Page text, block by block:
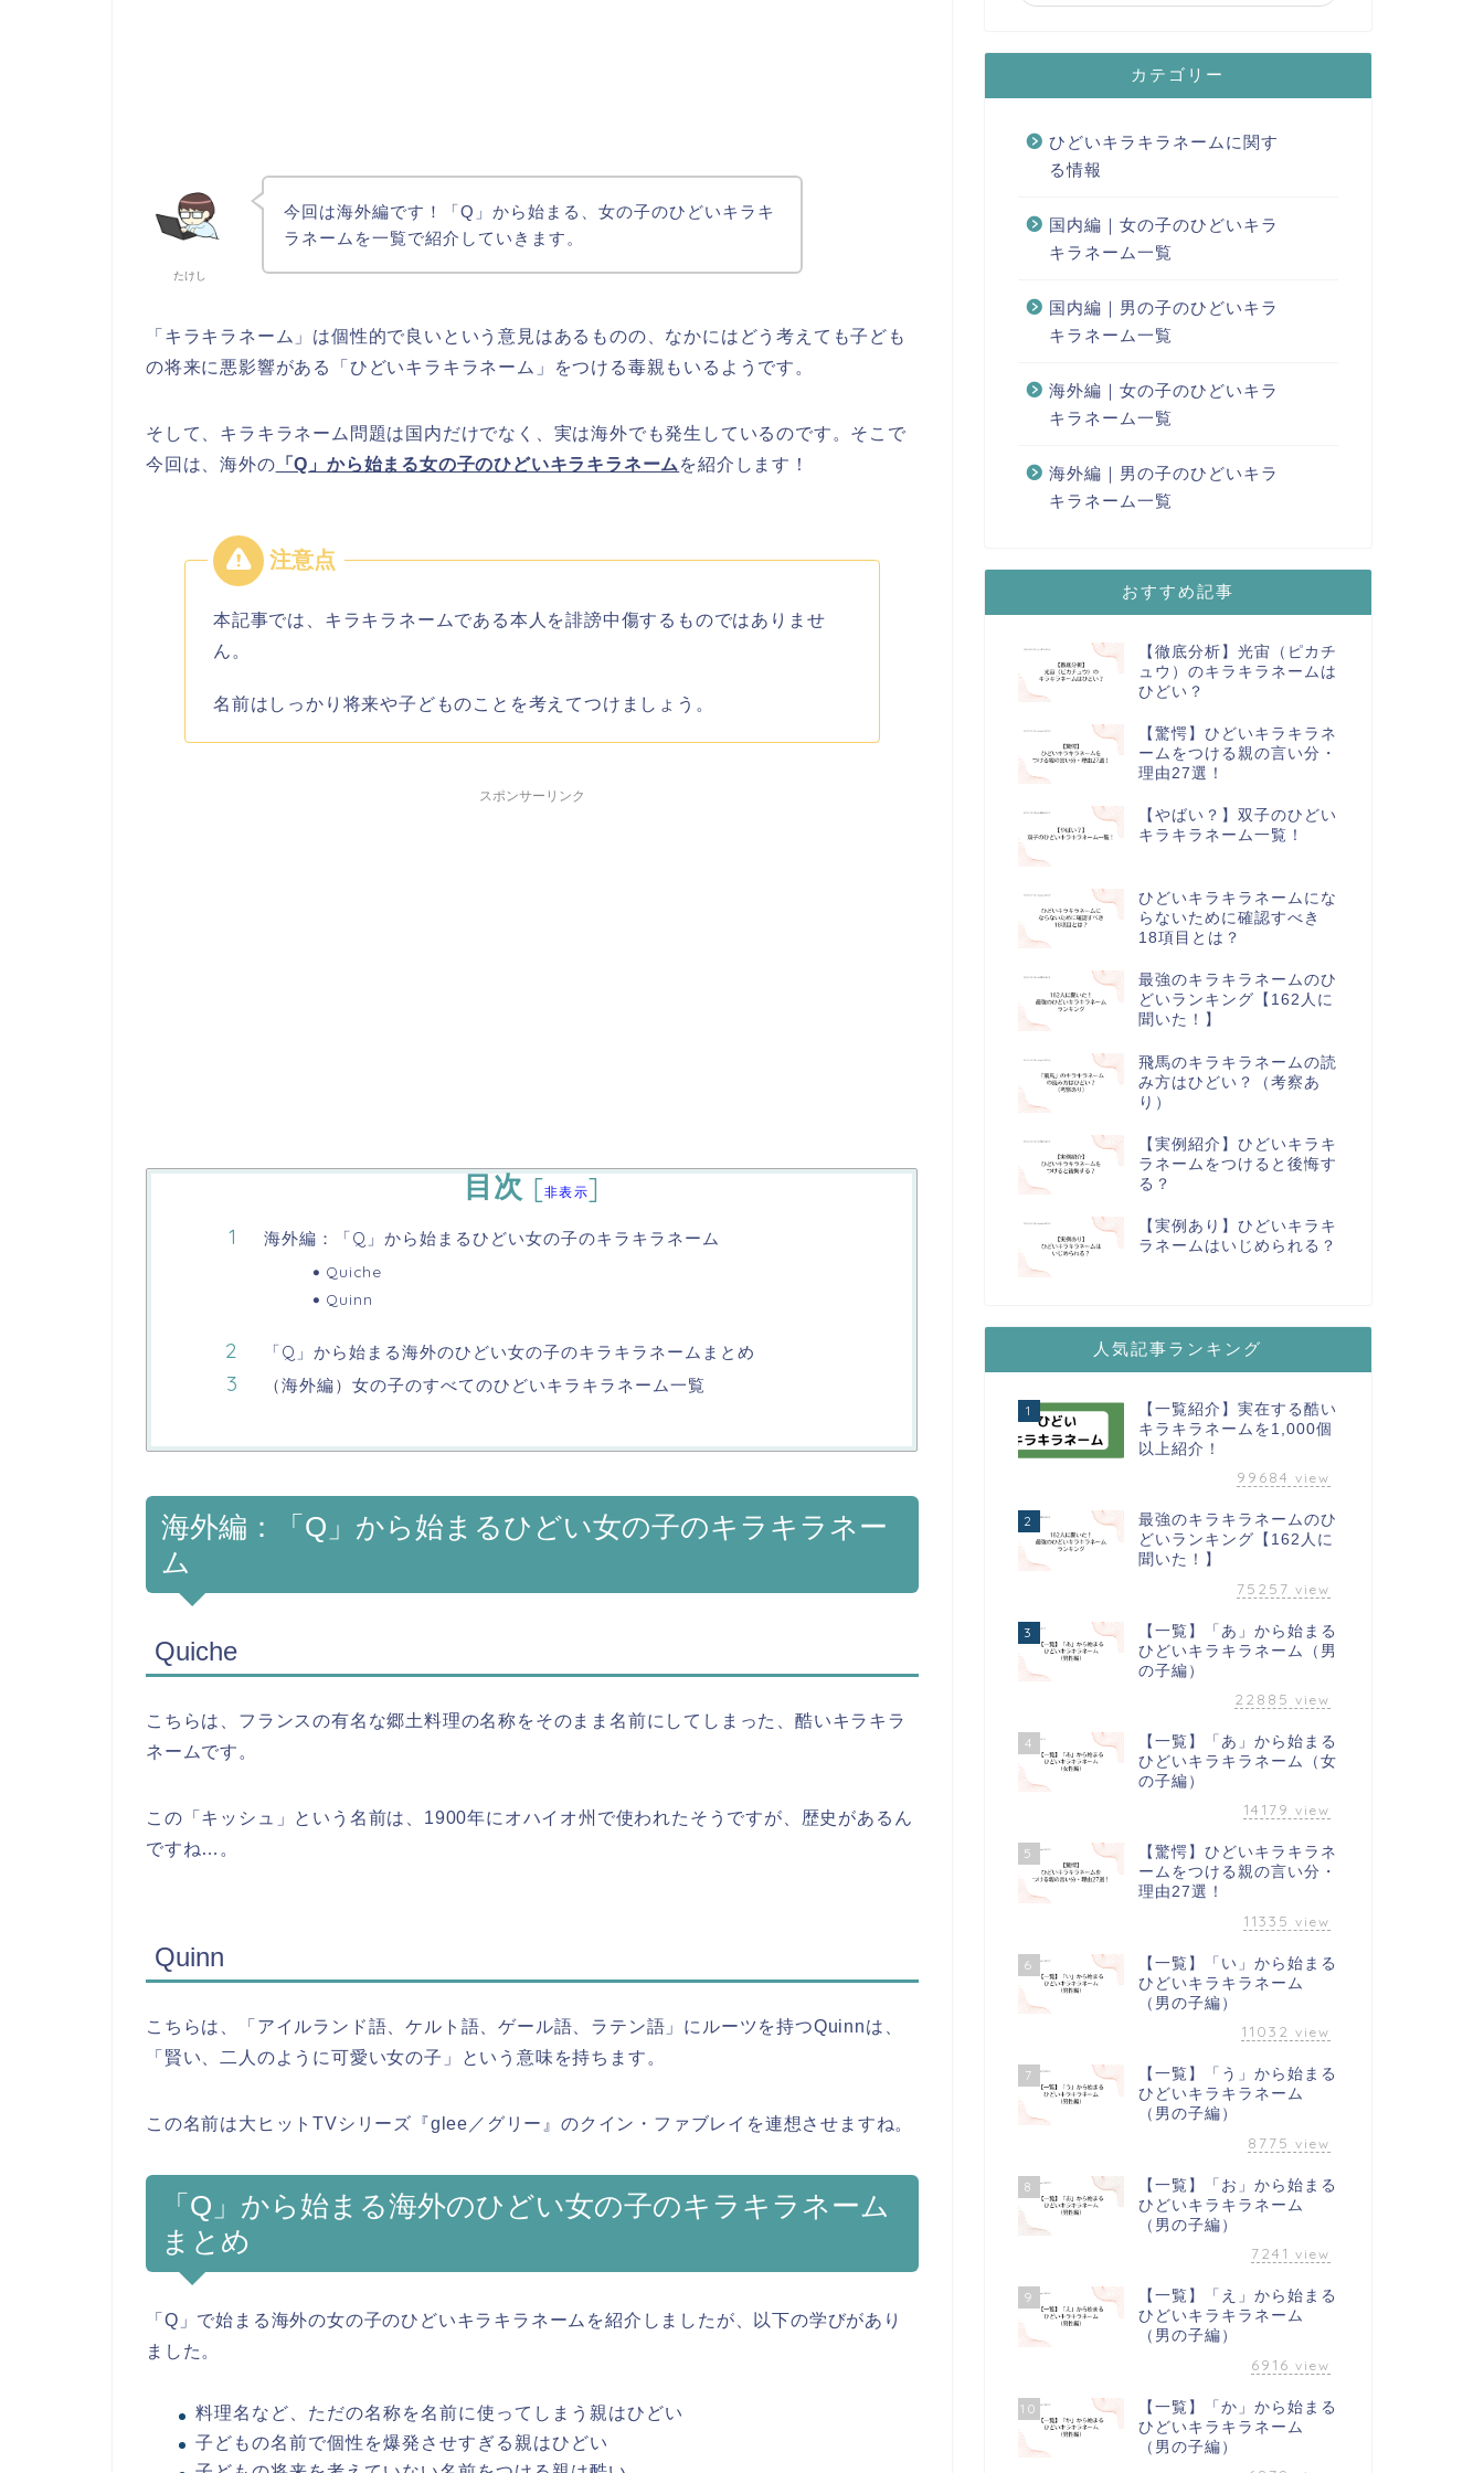
たけし
今回は海外編です！「Q」から始まる、女の子のひどいキラキ
ラネームを一覧で紹介していきます。
「キラキラネーム」は個性的で良いという意見はあるものの、なかにはどう考えても子ども
の将来に悪影響がある「ひどいキラキラネーム」をつける毒親もいるようです。
そして、キラキラネーム問題は国内だけでなく、実は海外でも発生しているのです。そこで
今回は、海外の 「Q」から始まる女の子のひどいキラキラネーム を紹介します！
本記事では、キラキラネームである本人を誹謗中傷するものではありませ
ん。
名前はしっかり将来や子どものことを考えてつけましょう。
スポンサーリンク
目次 [非表示]
海外編：「Q」から始まるひどい女の子のキラキラネーム
Quiche
Quinn
「Q」から始まる海外のひどい女の子のキラキラネームまとめ
（海外編）女の子のすべてのひどいキラキラネーム一覧
海外編：「Q」から始まるひどい女の子のキラキラネー
ム
Quiche
こちらは、フランスの有名な郷土料理の名称をそのまま名前にしてしまった、酷いキラキラ
ネームです。
この「キッシュ」という名前は、1900年にオハイオ州で使われたそうですが、歴史があるん
ですね…。
Quinn
こちらは、「アイルランド語、ケルト語、ゲール語、ラテン語」にルーツを持つQuinnは、
「賢い、二人のように可愛い女の子」という意味を持ちます。
この名前は大ヒットTVシリーズ『glee／グリー』のクイン・ファブレイを連想させますね。
「Q」から始まる海外のひどい女の子のキラキラネーム
まとめ
「Q」で始まる海外の女の子のひどいキラキラネームを紹介しましたが、以下の学びがあり
ました。
料理名など、ただの名称を名前に使ってしまう親はひどい
子どもの名前で個性を爆発させすぎる親はひどい
カテゴリー
ひどいキラキラネームに関す
る情報
国内編｜女の子のひどいキラ
キラネーム一覧
国内編｜男の子のひどいキラ
キラネーム一覧
海外編｜女の子のひどいキラ
キラネーム一覧
海外編｜男の子のひどいキラ
キラネーム一覧
おすすめ記事
【徹底分析】光宙（ピカチ
ュウ）のキラキラネームは
ひどい？
【驚愕】ひどいキラキラネ
ームをつける親の言い分・
理由27選！
【やばい？】双子のひどい
キラキラネーム一覧！
ひどいキラキラネームにな
らないために確認すべき
18項目とは？
最強のキラキラネームのひ
どいランキング【162人に
聞いた！】
飛馬のキラキラネームの読
み方はひどい？（考察あ
り）
【実例紹介】ひどいキラキ
ラネームをつけると後悔す
る？
【実例あり】ひどいキラキ
ラネームはいじめられる？
人気記事ランキング
1
【一覧紹介】実在する酷い
キラキラネームを1,000個
以上紹介！
99684 view
2
最強のキラキラネームのひ
どいランキング【162人に
聞いた！】
75257 view
3
【一覧】「あ」から始まる
ひどいキラキラネーム（男
の子編）
22885 view
4
【一覧】「あ」から始まる
ひどいキラキラネーム（女
の子編）
14179 view
5
【驚愕】ひどいキラキラネ
ームをつける親の言い分・
理由27選！
11335 view
6
【一覧】「い」から始まる
ひどいキラキラネーム
（男の子編）
11032 view
7
【一覧】「う」から始まる
ひどいキラキラネーム
（男の子編）
8775 view
8
【一覧】「お」から始まる
ひどいキラキラネーム
（男の子編）
7241 view
9
【一覧】「え」から始まる
ひどいキラキラネーム
（男の子編）
6916 view
10
【一覧】「か」から始まる
ひどいキラキラネーム
（男の子編）